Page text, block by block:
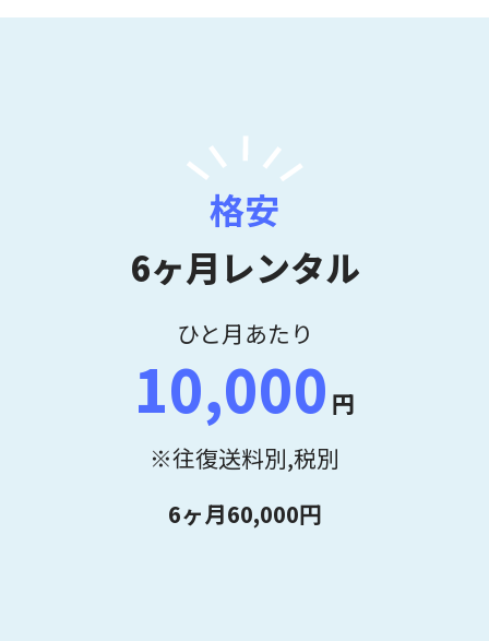
格安
6ヶ月レンタル
ひと月あたり
10,000 円
※往復送料別,税別
6ヶ月60,000円